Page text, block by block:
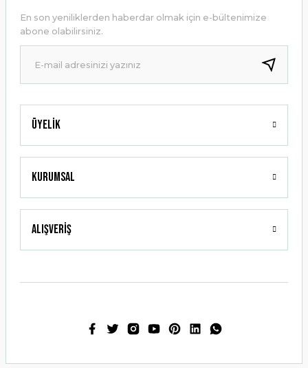
Ürün bilgilerinde hatalar bulunuyor.
Ürün fiyatı diğer sitelerden daha pahalı.
Bu ürüne benzer farklı alternatifler olmalı.
Gönder
Üyelik
Kurumsal
Alışveriş
En son yeniliklerden haberdar olmak için e-bültenimize
abone olabilirsiniz.